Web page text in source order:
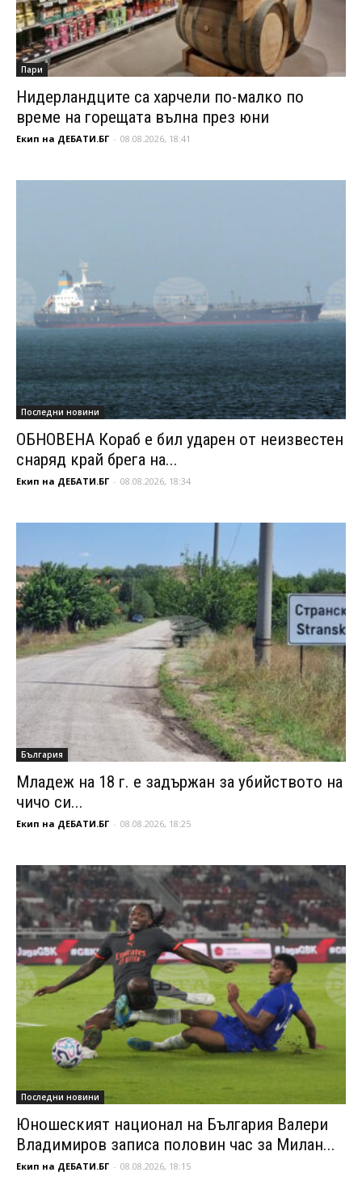
Пари
Нидерландците са харчели по-малко по
време на горещата вълна през юни
Екип на ДЕБАТИ.БГ - 08.08.2026, 18:41
Последни новини
ОБНОВЕНА Кораб е бил ударен от неизвестен
снаряд край брега на...
Екип на ДЕБАТИ.БГ - 08.08.2026, 18:34
България
Младеж на 18 г. е задържан за убийството на
чичо си...
Екип на ДЕБАТИ.БГ - 08.08.2026, 18:25
Последни новини
Юношеският национал на България Валери
Владимиров записа половин час за Милан...
Екип на ДЕБАТИ.БГ - 08.08.2026, 18:15